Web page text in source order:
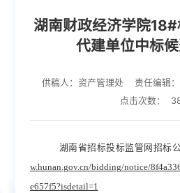
湖南财政经济学院18#
代建单位中标
供稿人：资产管理处 责任编辑
点击次数：
湖南省招标投标监管网招标
w.hunan.gov.cn/bidding/notice/
e657f5?isdetail=1